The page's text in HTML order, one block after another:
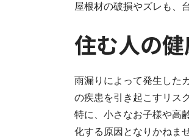
屋根材の破損やズレも、
住む人の
雨漏りによって発生した
の疾患を引き起こすリス
特に、小さなお子様や高
化する原因となりかねませ